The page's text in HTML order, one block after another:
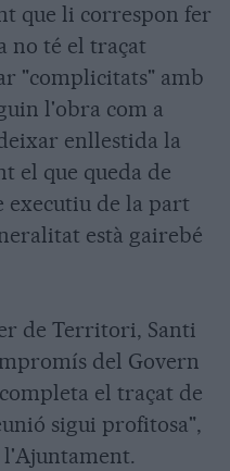
que li correspon fer
no té el traçat
"complicitats" amb
l'obra com a
enllestida la
el que queda de
executiu de la part
està gairebé
de Territori, Santi
del Govern
el traçat de
sigui profitosa",